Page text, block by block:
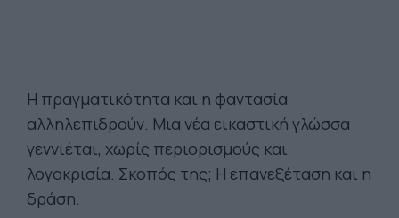
Η πραγματικότητα και η φαντασία
αλληλεπιδρούν. Μια νέα εικαστική γλώσσα
γεννιέται, χωρίς περιορισμούς και
λογοκρισία. Σκοπός της; Η επανεξέταση και η
δράση.